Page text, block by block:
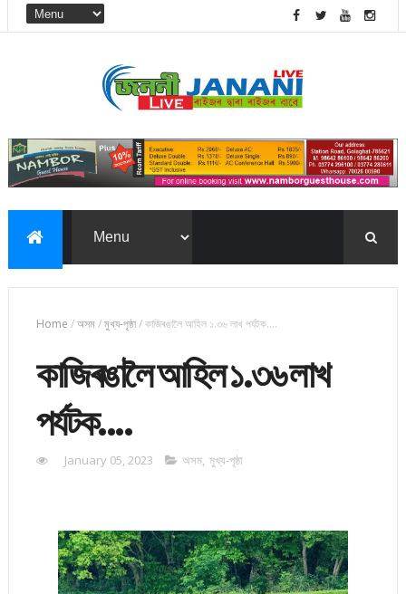
Home /অসম/মুখ্য-পৃষ্ঠা/কাজিৰঙালৈ আহিল ১.৩৬ লাখ পর্যটক....
কাজিৰঙালৈ আহিল ১.৩৬ লাখ
পর্যটক....
January 05, 2023 অসম, মুখ্য-পৃষ্ঠা